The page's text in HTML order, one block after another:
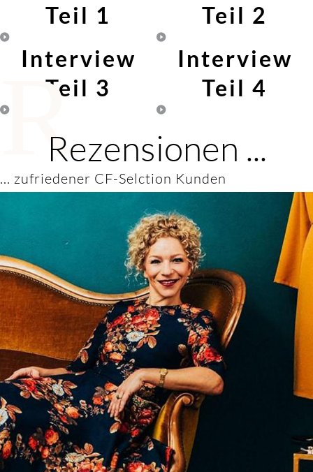
Teil 1
Teil 2
Interview
Teil 3
Interview
Teil 4
RRezensionen ...
... zufriedener CF-Selction Kunden